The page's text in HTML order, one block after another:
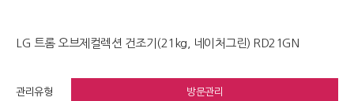
LG 트롬 오브제컬렉션 건조기(21kg, 네이처그린) RD21GN
관리유형 방문관리